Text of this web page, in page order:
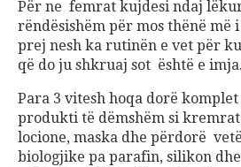
Për ne femrat kujdesi ndaj
rëndësishëm për mos thënë më
prej nesh ka rutinën e vet për
që do ju shkruaj sot është e imja.
Para 3 vitesh hoqa dorë
produkti të dëmshëm si
locione, maska dhe përdorë
biologjike pa parafin, silikon